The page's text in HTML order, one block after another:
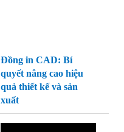
Đồng in CAD: Bí
quyết nâng cao hiệu
quả thiết kế và sản
xuất